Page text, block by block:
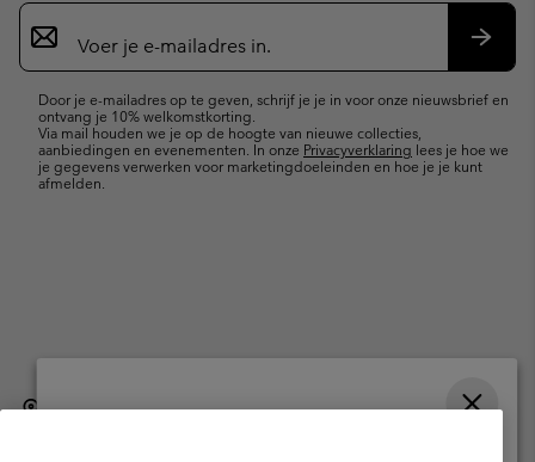
Aanmelden
voor
e-
Door je e-mailadres op te geven, schrijf je je in voor onze nieuwsbrief en
ontvang je 10% welkomstkorting.
Via mail houden we je op de hoogte van nieuwe collecties,
aanbiedingen en evenementen. In onze Privacyverklaring lees je hoe we
je gegevens verwerken voor marketingdoeleinden en hoe je je kunt
afmelden.
België (Nederlands) | English ›| français ›